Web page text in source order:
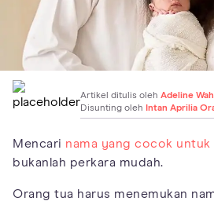
Artikel ditulis oleh Adeline
Disunting oleh Intan Aprilia
Mencari nama yang cocok untuk
bukanlah perkara mudah.
Orang tua harus menemukan